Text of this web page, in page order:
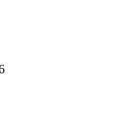
для
визы талантов